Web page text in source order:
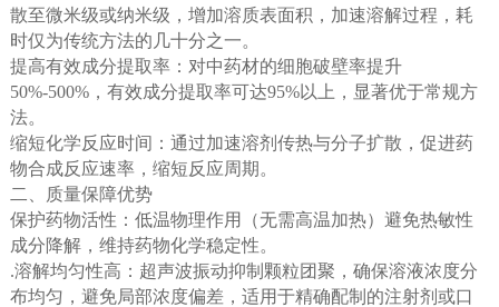
散至微米级或纳米级，增加溶质表面积，加速溶解过程，耗
时仅为传统方法的几十分之一。
提高有效成分提取率：对中药材的细胞破壁率提升
50%-500%，有效成分提取率可达95%以上，显著优于常规方
法。
缩短化学反应时间：通过加速溶剂传热与分子扩散，促进药
物合成反应速率，缩短反应周期。
二、质量保障优势
保护药物活性：低温物理作用（无需高温加热）避免热敏性
成分降解，维持药物化学稳定性。
.溶解均匀性高：超声波振动抑制颗粒团聚，确保溶液浓度分
布均匀，避免局部浓度偏差，适用于精确配制的注射剂或口